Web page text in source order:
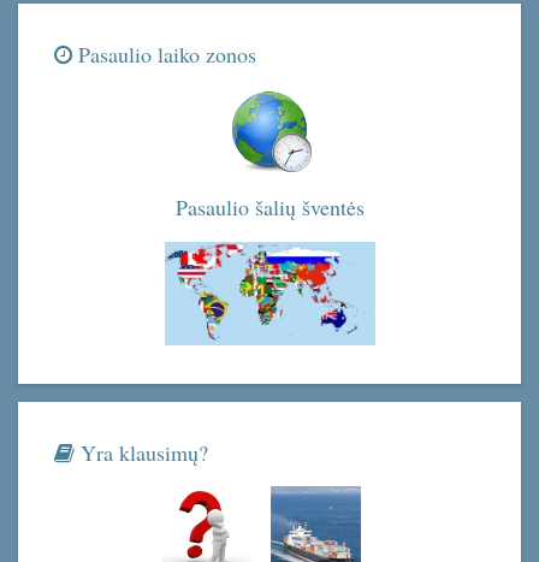
Pasaulio laiko zonos
Pasaulio šalių šventės
Yra klausimų?